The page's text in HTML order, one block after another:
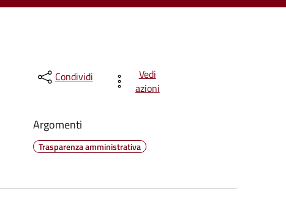
Condividi
Vedi
azioni
Argomenti
Trasparenza amministrativa